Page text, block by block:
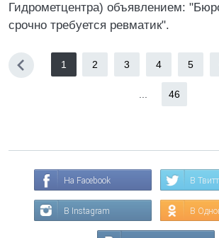
Гидрометцентра) объявлением:
срочно требуется ревматик".
1 2 3 4 5
46
На Facebook В
В Instagram В